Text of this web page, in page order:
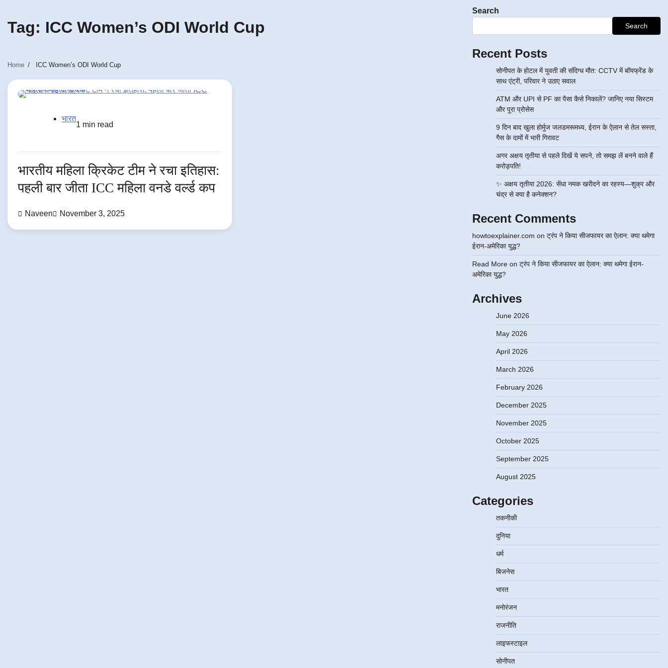
Tag: ICC Women’s ODI World Cup
Home ICC Women’s ODI World Cup
भारत
1 min read
भारतीय महिला क्रिकेट टीम ने रचा इतिहास:
पहली बार जीता ICC महिला वनडे वर्ल्ड कप
Naveen November 3, 2025
Search
Search
Recent Posts
सोनीपत के होटल में युवती की संदिग्ध मौत: CCTV में बॉयफ्रेंड के
साथ एंट्री, परिवार ने उठाए सवाल
ATM और UPI से PF का पैसा कैसे निकालें? जानिए नया सिस्टम
और पूरा प्रोसेस
9 दिन बाद खुला होर्मुज जलडमरूमध्य, ईरान के ऐलान से तेल सस्ता,
गैस के दामों में भारी गिरावट
अगर अक्षय तृतीया से पहले दिखें ये सपने, तो समझ लें बनने वाले हैं
करोड़पति!
✨ अक्षय तृतीया 2026: सेंधा नमक खरीदने का रहस्य—शुक्र और
चंद्र से क्या है कनेक्शन?
Recent Comments
howtoexplainer.com on ट्रंप ने किया सीजफायर का ऐलान: क्या थमेगा
ईरान-अमेरिका युद्ध?
Read Moreon ट्रंप ने किया सीजफायर का ऐलान: क्या थमेगा ईरान-
अमेरिका युद्ध?
Archives
June 2026
May 2026
April 2026
March 2026
February 2026
December 2025
November 2025
October 2025
September 2025
August 2025
Categories
तकनीकी
दुनिया
धर्म
बिजनेस
भारत
मनोरंजन
राजनीति
लाइफस्टाइल
सोनीपत